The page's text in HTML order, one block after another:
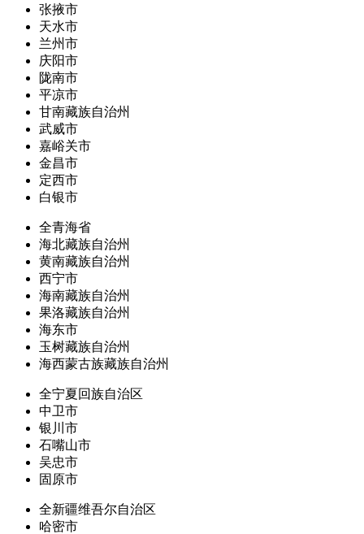
张掖市
天水市
兰州市
庆阳市
陇南市
平凉市
甘南藏族自治州
武威市
嘉峪关市
金昌市
定西市
白银市
全青海省
海北藏族自治州
黄南藏族自治州
西宁市
海南藏族自治州
果洛藏族自治州
海东市
玉树藏族自治州
海西蒙古族藏族自治州
全宁夏回族自治区
中卫市
银川市
石嘴山市
吴忠市
固原市
全新疆维吾尔自治区
哈密市